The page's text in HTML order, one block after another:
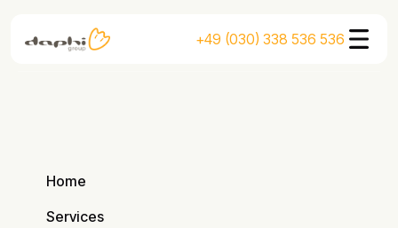
+49 (030) 338 536 536
Home
Services
Mehr erfahren
Mehr erfahren